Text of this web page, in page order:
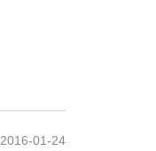
2016-01-24